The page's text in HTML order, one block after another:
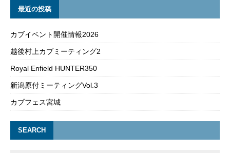
最近の投稿
カブイベント開催情報2026
越後村上カブミーティング2
Royal Enfield HUNTER350
新潟原付ミーティングVol.3
カブフェス宮城
SEARCH